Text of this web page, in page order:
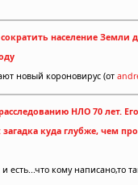
население Земли
новый короновирус (от
НЛО 70 лет.
куда глубже, чем
есть...что кому написано,то